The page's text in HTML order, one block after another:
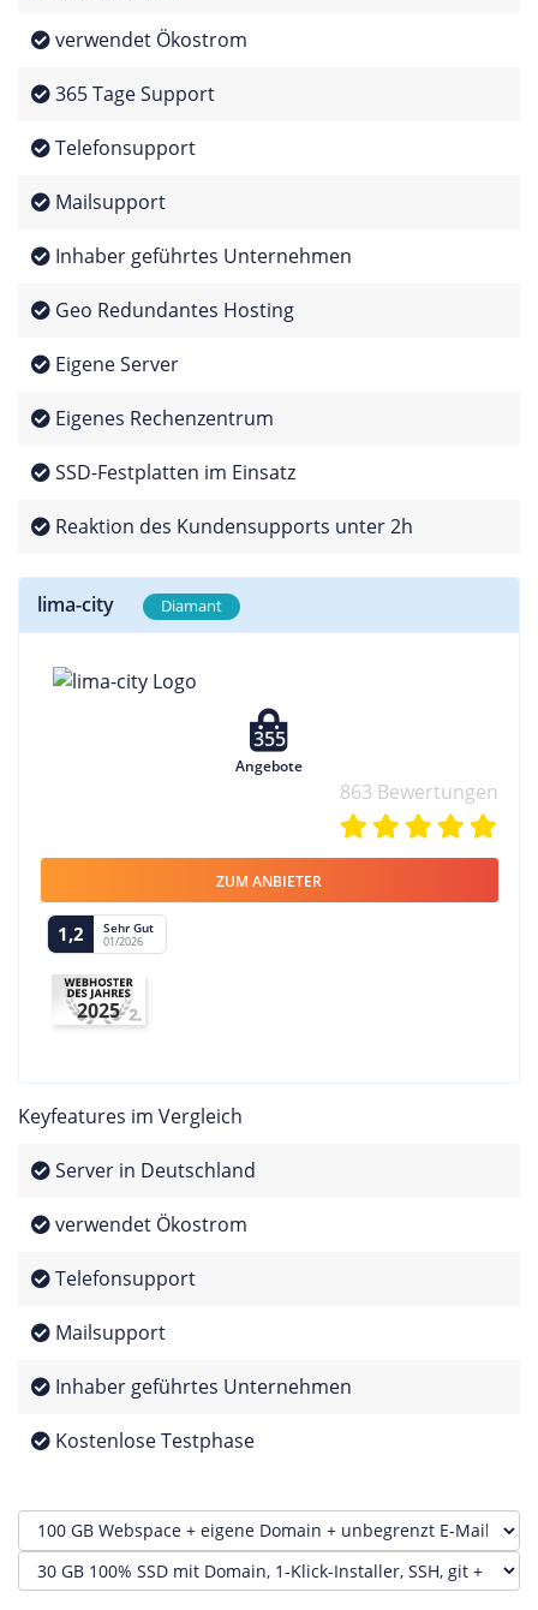
verwendet Ökostrom
365 Tage Support
Telefonsupport
Mailsupport
Inhaber geführtes Unternehmen
Geo Redundantes Hosting
Eigene Server
Eigenes Rechenzentrum
SSD-Festplatten im Einsatz
Reaktion des Kundensupports unter 2h
lima-city Diamant
355
Angebote
863 Bewertungen
ZUM ANBIETER
1,2 Sehr Gut
01/2026
2025
Keyfeatures im Vergleich
Server in Deutschland
verwendet Ökostrom
Telefonsupport
Mailsupport
Inhaber geführtes Unternehmen
Kostenlose Testphase